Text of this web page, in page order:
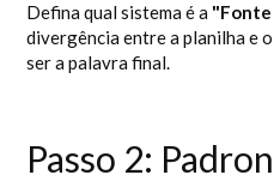
Defina qual sistema é a "Fonte
divergência entre a planilha e
ser a palavra final.
Passo 2: